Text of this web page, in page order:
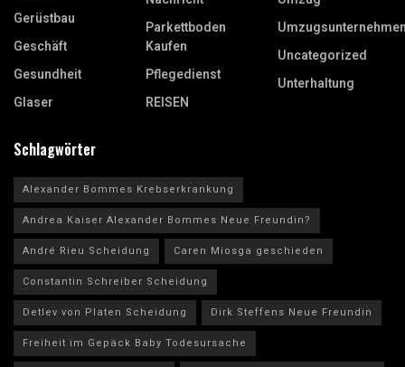
Gerüstbau
Geschäft
Gesundheit
Glaser
Parkettboden
Kaufen
Pflegedienst
REISEN
Uncategorized
Unterhaltung
Schlagwörter
Alexander Bommes Krebserkrankung
Andrea Kaiser Alexander Bommes Neue Freundin?
André Rieu Scheidung
Caren Miosga geschieden
Constantin Schreiber Scheidung
Detlev von Platen Scheidung
Dirk Steffens Neue Freundin
Freiheit im Gepäck Baby Todesursache